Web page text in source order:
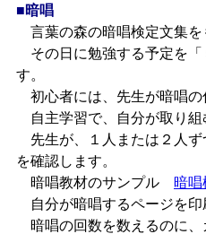
■暗唱
言葉の森の暗唱検定文集を
その日に勉強する予定を「
す。
初心者には、先生が暗唱の
自主学習で、自分が取り組
先生が、１人または２人ず
を確認します。
暗唱教材のサンプル 暗唱
自分が暗唱するページを印
暗唱の回数を数えるのに、